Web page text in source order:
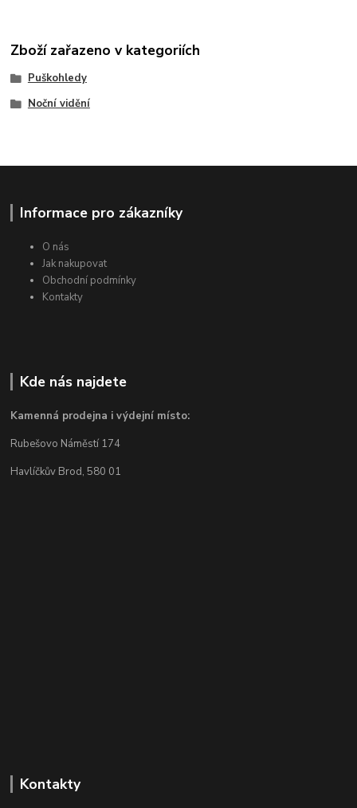
Zboží zařazeno v kategoriích
Puškohledy
Noční vidění
Informace pro zákazníky
O nás
Jak nakupovat
Obchodní podmínky
Kontakty
Kde nás najdete
Kamenná prodejna i výdejní místo:
Rubešovo Náměstí 174
Havlíčkův Brod, 580 01
Kontakty